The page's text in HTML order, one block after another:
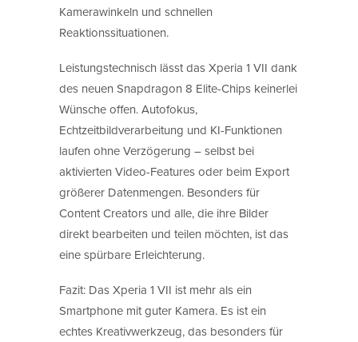
Kamerawinkeln und schnellen
Reaktionssituationen.
Leistungstechnisch lässt das Xperia 1 VII dank
des neuen Snapdragon 8 Elite-Chips keinerlei
Wünsche offen. Autofokus,
Echtzeitbildverarbeitung und KI-Funktionen
laufen ohne Verzögerung – selbst bei
aktivierten Video-Features oder beim Export
größerer Datenmengen. Besonders für
Content Creators und alle, die ihre Bilder
direkt bearbeiten und teilen möchten, ist das
eine spürbare Erleichterung.
Fazit: Das Xperia 1 VII ist mehr als ein
Smartphone mit guter Kamera. Es ist ein
echtes Kreativwerkzeug, das besonders für